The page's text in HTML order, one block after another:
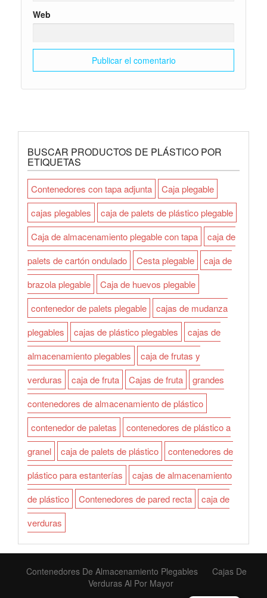
Web
BUSCAR PRODUCTOS DE PLÁSTICO POR
ETIQUETAS
Contenedores con tapa adjunta
Caja plegable
cajas plegables
caja de palets de plástico plegable
Caja de almacenamiento plegable con tapa
caja de
palets de cartón ondulado
Cesta plegable
caja de
brazola plegable
Caja de huevos plegable
contenedor de palets plegable
cajas de mudanza
plegables
cajas de plástico plegables
cajas de
almacenamiento plegables
caja de frutas y
verduras
caja de fruta Cajas de fruta
grandes
contenedores de almacenamiento de plástico
contenedor de paletas
contenedores de plástico a
granel
caja de palets de plástico
contenedores de
plástico para estanterías
cajas de almacenamiento
de plástico
Contenedores de pared recta
caja de
verduras
Contenedores De Almacenamiento Plegables
Cajas De
Verduras Al Por Mayor